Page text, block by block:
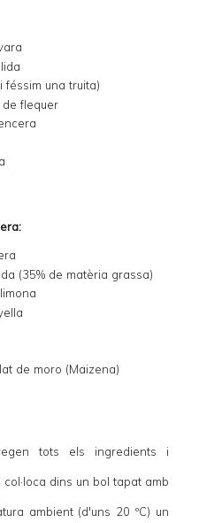
féssim una truita)
flequer
(35% de matèria grassa)
de moro (Maizena)
tots els ingredients i
dins un bol tapat amb
ambient (d'uns 20 ºC) un